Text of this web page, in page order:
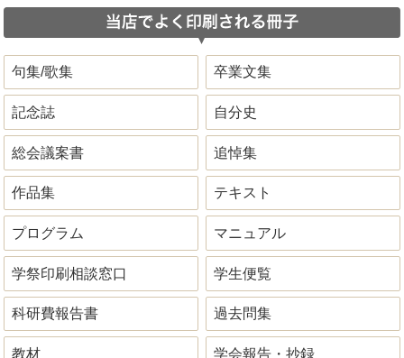
句集/歌集 卒業文集
記念誌 自分史
総会議案書 追悼集
作品集 テキスト
プログラム マニュアル
学祭印刷相談窓口 学生便覧
科研費報告書 過去問集
教材 学会報告・抄録